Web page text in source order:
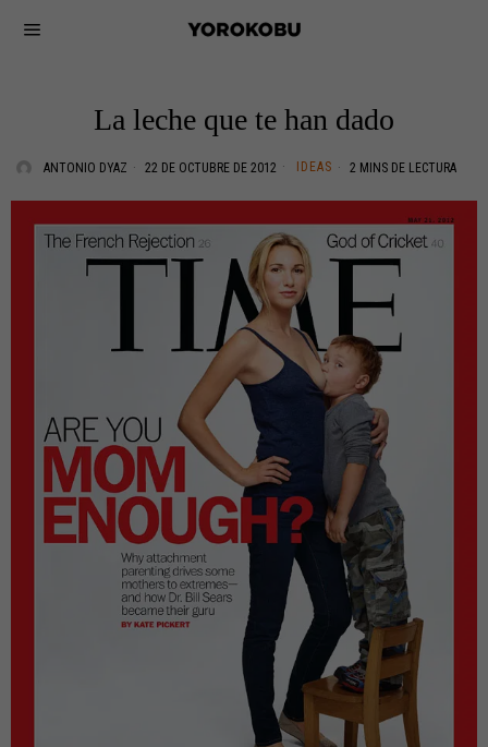
La leche que te han dado
ANTONIO DYAZ 22 DE OCTUBRE DE 2012 IDEAS 2 MINS DE LECTURA